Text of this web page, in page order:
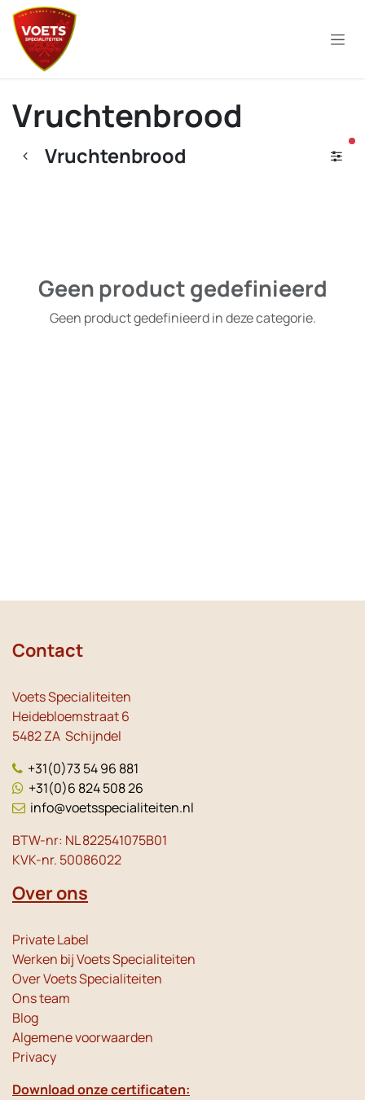
Overslaan naar inhoud
Vruchtenbrood
Vruchtenbrood
Geen product gedefinieerd
Geen product gedefinieerd in deze categorie.
Contact
Voets Specialiteiten
Heidebloemstraat 6
5482 ZA Schijndel
+31(0)73 54 96 881
+31(0)6 824 508 26
info@voetsspecialiteiten.nl
BTW-nr: NL 822541075B01
KVK-nr. 50086022
Over ons
Private Label
Werken bij Voets Specialiteiten
Over Voets Specialiteiten
Ons team
Blog
Algemene voorwaarden
Privacy
Download onze certificaten: